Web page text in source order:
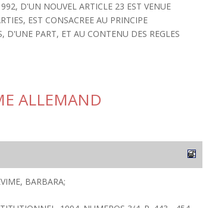
D'UN NOUVEL ARTICLE 23 EST VENUE
EST CONSACREE AU PRINCIPE
D'UNE PART, ET AU CONTENU DES REGLES
ALLEMAND
BARBARA;